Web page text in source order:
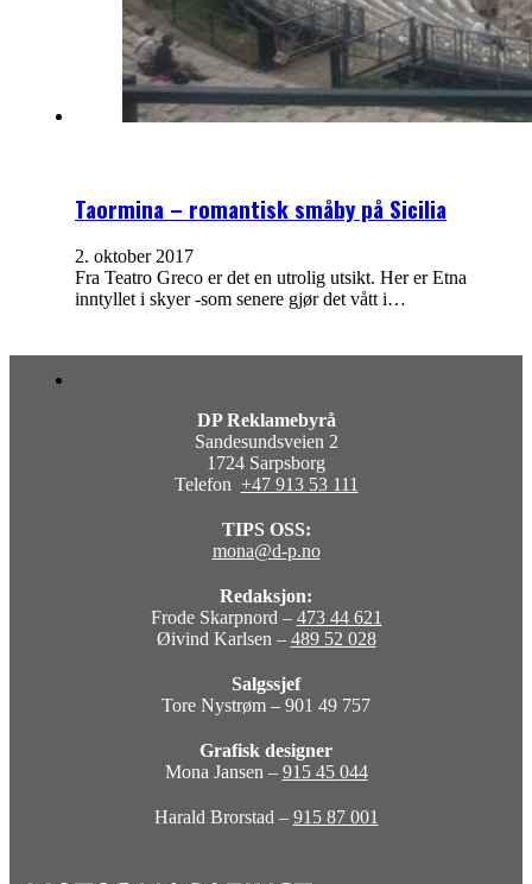
Taormina – romantisk småby på Sicilia
2. oktober 2017
Fra Teatro Greco er det en utrolig utsikt. Her er Etna
inntyllet i skyer -som senere gjør det vått i…
DP Reklamebyrå
Sandesundsveien 2
1724 Sarpsborg
Telefon +47 913 53 111
TIPS OSS:
mona@d-p.no
Redaksjon:
Frode Skarpnord – 473 44 621
Øivind Karlsen – 489 52 028
Salgssjef
Tore Nystrøm – 901 49 757
Grafisk designer
Mona Jansen – 915 45 044
Harald Brorstad – 915 87 001